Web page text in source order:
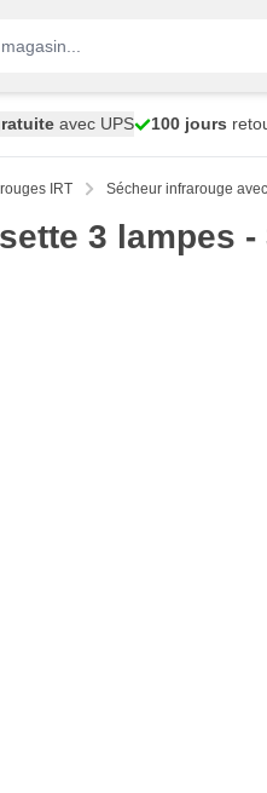
avec UPS 100 jours
IRT Sécheur infrarouge
3 lampes -